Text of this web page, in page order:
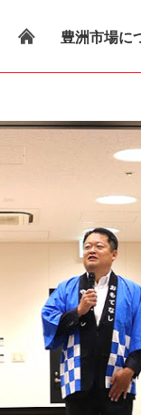
豊洲市場に